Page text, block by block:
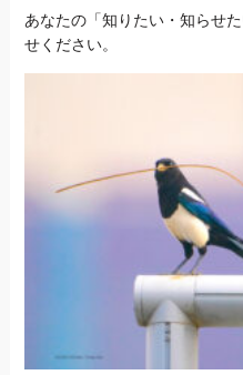
あなたの「知りたい・知らせ
せください。